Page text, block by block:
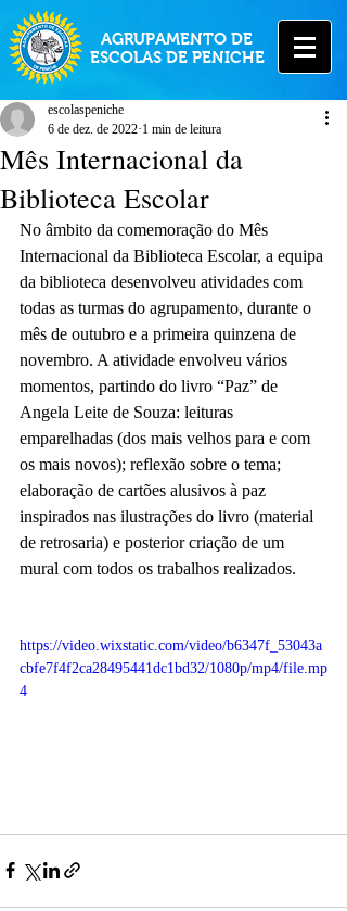
AGRUPAMENTO DE
ESCOLAS DE PENICHE
Mês Internacional da
Biblioteca Escolar
escolaspeniche
6 de dez. de 2022 1 min de leitura
No âmbito da comemoração do Mês
Internacional da Biblioteca Escolar, a equipa
da biblioteca desenvolveu atividades com
todas as turmas do agrupamento, durante o
mês de outubro e a primeira quinzena de
novembro. A atividade envolveu vários
momentos, partindo do livro “Paz” de
Angela Leite de Souza: leituras
emparelhadas (dos mais velhos para e com
os mais novos); reflexão sobre o tema;
elaboração de cartões alusivos à paz
inspirados nas ilustrações do livro (material
de retrosaria) e posterior criação de um
mural com todos os trabalhos realizados.
https://video.wixstatic.com/video/b6347f_53043a
cbfe7f4f2ca28495441dc1bd32/1080p/mp4/file.mp
4